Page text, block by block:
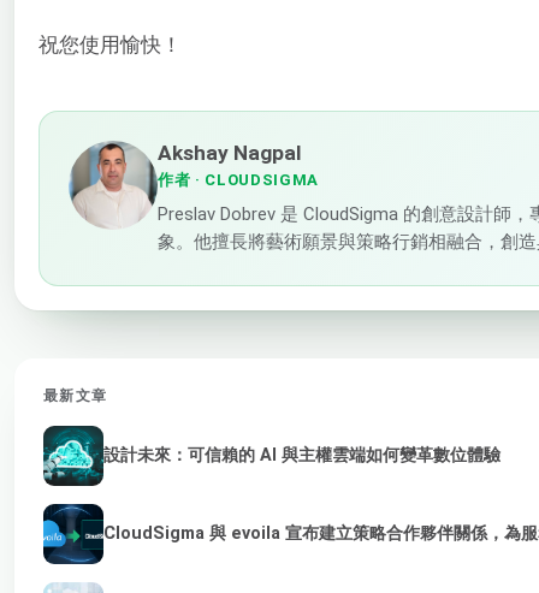
祝您使用愉快！
Akshay Nagpal
作者 · CLOUDSIGMA
Preslav Dobrev 是 CloudSigma 的創意設計師
象。他擅長將藝術願景與策略行銷相融合，創
最新文章
設計未來：可信賴的 AI 與主權雲端如何變革數位體驗
CloudSigma 與 evoila 宣布建立策略合作夥伴關係，為